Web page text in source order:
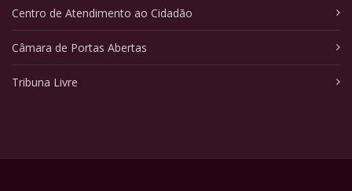
Centro de Atendimento ao Cidadão
Câmara de Portas Abertas
Tribuna Livre